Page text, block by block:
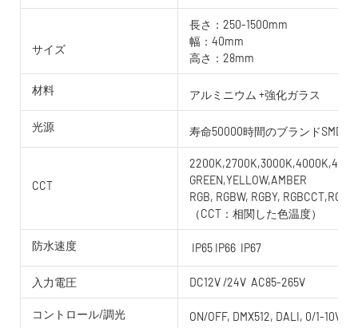
サイズ
長さ：250-1500mm
幅：40mm
高さ：28mm
材料 アルミニウム +強化ガラス
光源 寿命50000時間のブランドSMD/
CCT
GREEN,YELLOW,AMBER
RGB, RGBW, RGBY,
（CCT：相関した色温度）
防水速度 IP65 IP66 IP67
入力電圧 DC12V /24V AC85-265V
コントロール/調光 ON/OFF, DMX512, DALI, 0/1-10V,